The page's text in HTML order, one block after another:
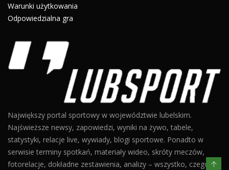
Warunki użytkowania
Odpowiedzialna gra
Największy portal sportowy w województwie lubelskim.
Najświeższe newsy, zapowiedzi, wyniki na żywo, tabele,
statystyki, relacje live, wywiady, blogi sportowe. Ponadto w
serwisie terminy spotkań, materiały wideo, skróty meczów,
fotorelacje, dokładne zestawienia, analizy – wszystko, czego